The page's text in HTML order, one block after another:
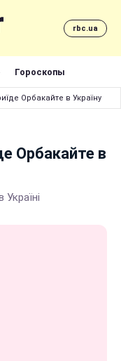
rbc.ua
Гороскопы
Орбакайте в Україну
Орбакайте в